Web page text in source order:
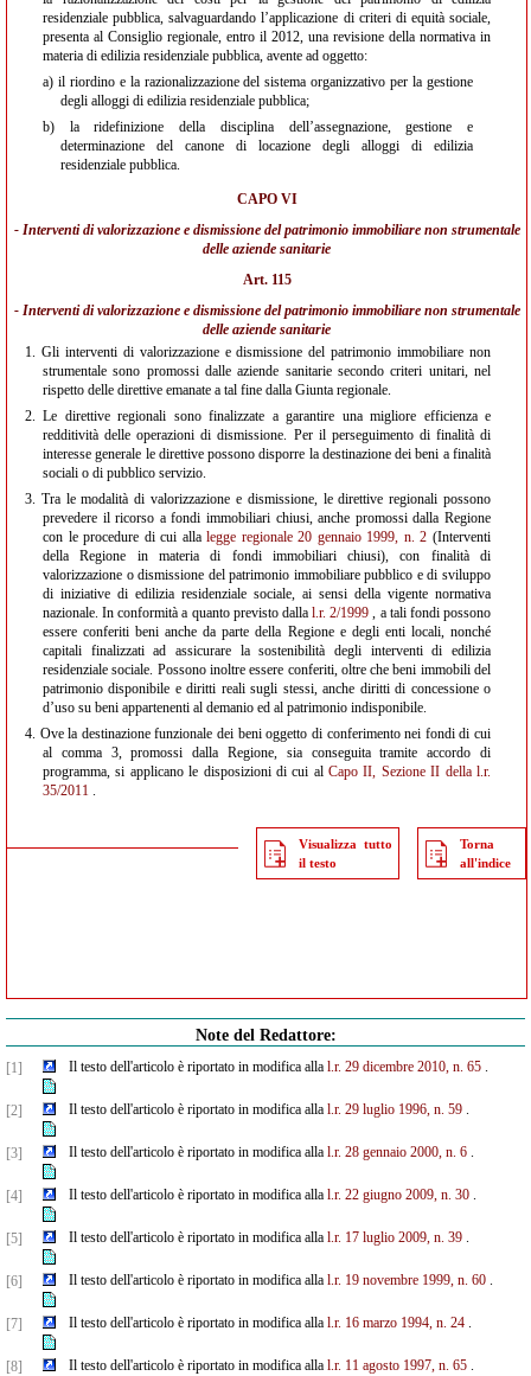
residenziale pubblica, salvaguardando l’applicazione di criteri di equità sociale,
presenta al Consiglio regionale, entro il 2012, una revisione della normativa in
materia di edilizia residenziale pubblica, avente ad oggetto:
a) il riordino e la razionalizzazione del sistema organizzativo per la gestione
degli alloggi di edilizia residenziale pubblica;
b) la ridefinizione della disciplina dell’assegnazione, gestione e
determinazione del canone di locazione degli alloggi di edilizia
residenziale pubblica.
CAPO VI
- Interventi di valorizzazione e dismissione del patrimonio immobiliare non strumentale
delle aziende sanitarie
Art. 115
- Interventi di valorizzazione e dismissione del patrimonio immobiliare non strumentale
delle aziende sanitarie
1. Gli interventi di valorizzazione e dismissione del patrimonio immobiliare non
strumentale sono promossi dalle aziende sanitarie secondo criteri unitari, nel
rispetto delle direttive emanate a tal fine dalla Giunta regionale.
2. Le direttive regionali sono finalizzate a garantire una migliore efficienza e
redditività delle operazioni di dismissione. Per il perseguimento di finalità di
interesse generale le direttive possono disporre la destinazione dei beni a finalità
sociali o di pubblico servizio.
3. Tra le modalità di valorizzazione e dismissione, le direttive regionali possono
prevedere il ricorso a fondi immobiliari chiusi, anche promossi dalla Regione
con le procedure di cui allalegge regionale 20 gennaio 1999, n. 2 (Interventi
della Regione in materia di fondi immobiliari chiusi), con finalità di
valorizzazione o dismissione del patrimonio immobiliare pubblico e di sviluppo
di iniziative di edilizia residenziale sociale, ai sensi della vigente normativa
nazionale. In conformità a quanto previsto dallal.r. 2/1999 , a tali fondi possono
essere conferiti beni anche da parte della Regione e degli enti locali, nonché
capitali finalizzati ad assicurare la sostenibilità degli interventi di edilizia
residenziale sociale. Possono inoltre essere conferiti, oltre che beni immobili del
patrimonio disponibile e diritti reali sugli stessi, anche diritti di concessione o
d’uso su beni appartenenti al demanio ed al patrimonio indisponibile.
4. Ove la destinazione funzionale dei beni oggetto di conferimento nei fondi di cui
al comma 3, promossi dalla Regione, sia conseguita tramite accordo di
programma, si applicano le disposizioni di cui alCapo II, Sezione II della l.r.
35/2011 .
Visualizza tutto
il testo
Torna
all'indice
Note del Redattore:
[1] Il testo dell'articolo è riportato in modifica alla l.r. 29 dicembre 2010, n. 65.
[2] Il testo dell'articolo è riportato in modifica alla l.r. 29 luglio 1996, n. 59.
[3] Il testo dell'articolo è riportato in modifica alla l.r. 28 gennaio 2000, n. 6.
[4] Il testo dell'articolo è riportato in modifica alla l.r. 22 giugno 2009, n. 30.
[5] Il testo dell'articolo è riportato in modifica alla l.r. 17 luglio 2009, n. 39.
[6] Il testo dell'articolo è riportato in modifica alla l.r. 19 novembre 1999, n. 60.
[7] Il testo dell'articolo è riportato in modifica alla l.r. 16 marzo 1994, n. 24.
[8] Il testo dell'articolo è riportato in modifica alla l.r. 11 agosto 1997, n. 65.